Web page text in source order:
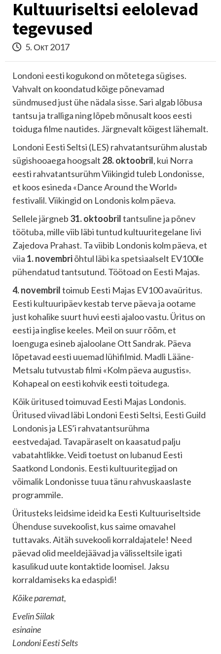
Kultuuriseltsi eelolevad
tegevused
5. Окт 2017
Londoni eesti kogukond on mõtetega sügises.
Vahvalt on koondatud kõige põnevamad
sündmused just ühe nädala sisse. Sari algab lõbusa
tantsu ja tralliga ning lõpeb mõnusalt koos eesti
toiduga filme nautides. Järgnevalt kõigest lähemalt.
Londoni Eesti Seltsi (LES) rahvatantsurühm alustab
sügishooaega hoogsalt 28. oktoobril, kui Norra
eesti rahvatantsurühm Viikingid tuleb Londonisse,
et koos esineda «Dance Around the World»
festivalil. Viikingid on Londonis kolm päeva.
Sellele järgneb 31. oktoobriltantsuline ja põnev
töötuba, mille viib läbi tuntud kultuuritegelane Iivi
Zajedova Prahast. Ta viibib Londonis kolm päeva, et
viia 1. novembriõhtul läbi ka spetsiaalselt EV100le
pühendatud tantsutund. Töötoad on Eesti Majas.
4. novembriltoimub Eesti Majas EV100 avaüritus.
Eesti kultuuripäev kestab terve päeva ja ootame
just kohalike suurt huvi eesti ajaloo vastu. Üritus on
eesti ja inglise keeles. Meil on suur rõõm, et
loenguga esineb ajaloolane Ott Sandrak. Päeva
lõpetavad eesti uuemad lühifilmid. Madli Lääne-
Metsalu tutvustab filmi «Kolm päeva augustis».
Kohapeal on eesti kohvik eesti toitudega.
Kõik üritused toimuvad Eesti Majas Londonis.
Üritused viivad läbi Londoni Eesti Seltsi, Eesti Guild
Londonis ja LES’i rahvatantsurühma
eestvedajad. Tavapäraselt on kaasatud palju
vabatahtlikke. Veidi toetust on lubanud Eesti
Saatkond Londonis. Eesti kultuuritegijad on
võimalik Londonisse tuua tänu rahvuskaaslaste
programmile.
Üritusteks leidsime ideid ka Eesti Kultuuriseltside
Ühenduse suvekoolist, kus saime omavahel
tuttavaks. Aitäh suvekooli korraldajatele! Need
päevad olid meeldejäävad ja välisseltsile igati
kasulikud uute kontaktide loomisel. Jaksu
korraldamiseks ka edaspidi!
Kõike paremat,
Evelin Siilak
esinaine
Londoni Eesti Selts